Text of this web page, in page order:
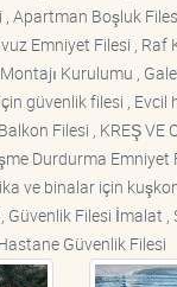
Apartman Boşluk
Emniyet Filesi , Raf
Kurulumu ,
güvenlik filesi , Evcil
Filesi , KREŞ VE
Durdurma Emniyet
ve binalar için
Filesi İmalat ,
Güvenlik Filesi